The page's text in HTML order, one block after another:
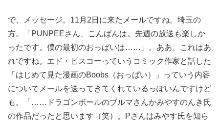
で、メッセージ。11月2日に来たメールですね。埼玉の
方。「PUNPEEさん、こんばんは。先週の放送も楽しか
ったです。僕の最初のおっぱいは……」。ああ、これはあ
れですね。エド・ピスコーっていうコミック作家と話した
「はじめて見た漫画のBoobs（おっぱい）」っていう内容
についてメールを送ってきてくれているっぽいんですけど
も。「……ドラゴンボールのブルマさんかみやすのんき氏
の作品だったと思います（笑）。Pさんはみやす氏を知ら